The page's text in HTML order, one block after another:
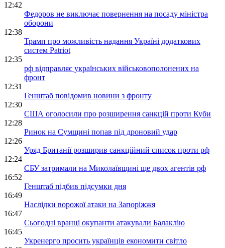
12:42
Федоров не виключає повернення на посаду міністра
оборони
12:38
Трамп про можливість надання Україні додаткових
систем Patriot
12:35
рф відправляє українських військовополонених на
фронт
12:31
Генштаб повідомив новини з фронту
12:30
США оголосили про розширення санкцій проти Куби
12:28
Ринок на Сумщині попав під дроновий удар
12:26
Уряд Британії розширив санкційний список проти рф
12:24
СБУ затримали на Миколаївщині ще двох агентів рф
16:52
Генштаб підбив підсумки дня
16:49
Наслідки ворожої атаки на Запоріжжя
16:47
Сьогодні вранці окупанти атакували Балаклію
16:45
Укренерго просить українців економити світло